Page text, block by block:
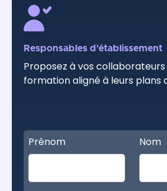
Responsables d'établissement
Proposez à vos
formation aligné à leurs plans
Prénom Nom